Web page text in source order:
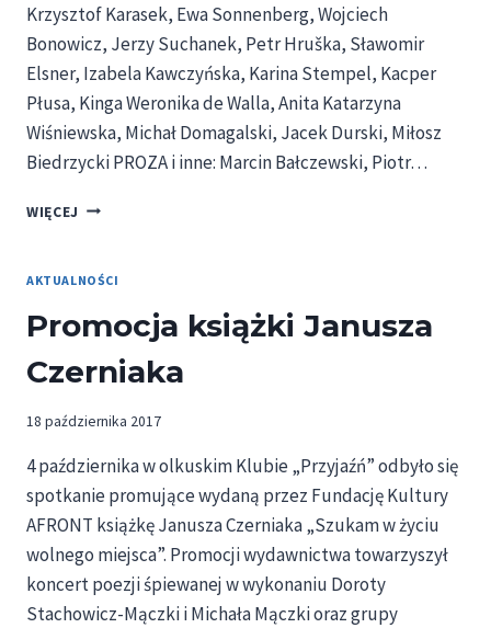
Krzysztof Karasek, Ewa Sonnenberg, Wojciech
Bonowicz, Jerzy Suchanek, Petr Hruška, Sławomir
Elsner, Izabela Kawczyńska, Karina Stempel, Kacper
Płusa, Kinga Weronika de Walla, Anita Katarzyna
Wiśniewska, Michał Domagalski, Jacek Durski, Miłosz
Biedrzycki PROZA i inne: Marcin Bałczewski, Piotr…
WIĘCEJ AFRONT
AKTUALNOŚCI
Promocja książki Janusza
Czerniaka
18 października 2017
4 października w olkuskim Klubie „Przyjaźń” odbyło się
spotkanie promujące wydaną przez Fundację Kultury
AFRONT książkę Janusza Czerniaka „Szukam w życiu
wolnego miejsca”. Promocji wydawnictwa towarzyszył
koncert poezji śpiewanej w wykonaniu Doroty
Stachowicz-Mączki i Michała Mączki oraz grupy